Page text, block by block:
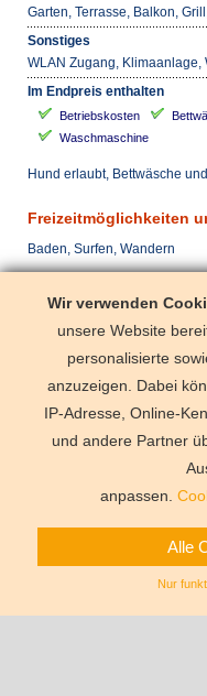
Garten, Terrasse, Balkon,
Sonstiges
WLAN Zugang,
Im Endpreis enthalten
Betriebskosten
Waschmaschine
Hund erlaubt, Bettwäsche
Freizeitmöglichkeiten
Baden, Surfen, Wandern
mit dem Pkw
mit dem Flugzeug
Wir verwenden
unsere Website
personalisierte
anzuzeigen. Dabei
IP-Adresse, Online-
und andere Partner
anpassen.
Alle
Nur